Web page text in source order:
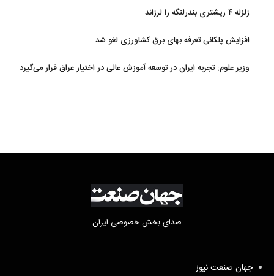
زلزله ۴ ریشتری بندرلنگه را لرزاند
افزایش پلکانی تعرفه بهای برق کشاورزی لغو شد
وزیر علوم: تجربه ایران در توسعه آموزش عالی در اختیار عراق قرار می‌گیرد
صدای بخش خصوصی ایران
جهان صنعت نیوز